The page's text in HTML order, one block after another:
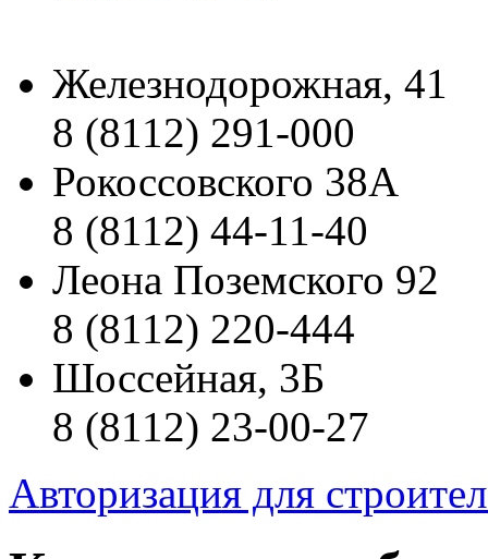
Железнодорожная, 41
8 (8112) 291-000
Рокоссовского 38А
8 (8112) 44-11-40
Леона Поземского 92
8 (8112) 220-444
Шоссейная, 3Б
8 (8112) 23-00-27
Авторизация для